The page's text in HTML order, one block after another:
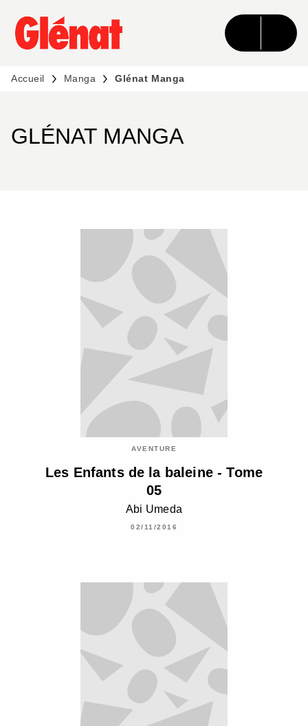
MENU RECHERCHE CONTENU
PIED DE PAGE
Accueil Manga Glénat Manga
GLÉNAT MANGA
AVENTURE
Les Enfants de la baleine - Tome
05
Abi Umeda
02/11/2016